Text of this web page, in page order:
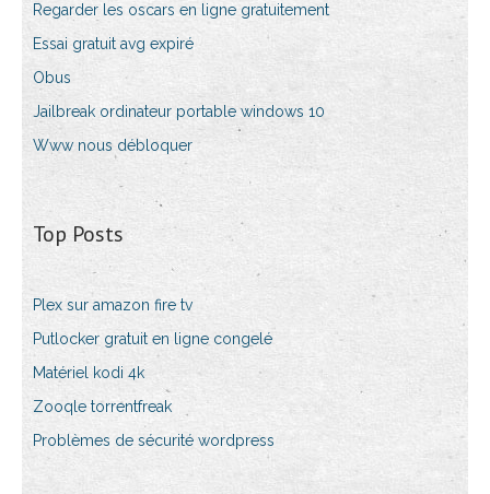
Regarder les oscars en ligne gratuitement
Essai gratuit avg expiré
Obus
Jailbreak ordinateur portable windows 10
Www nous débloquer
Top Posts
Plex sur amazon fire tv
Putlocker gratuit en ligne congelé
Matériel kodi 4k
Zooqle torrentfreak
Problèmes de sécurité wordpress